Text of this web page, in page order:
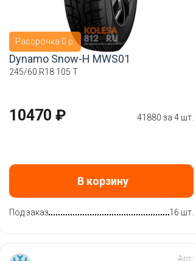
Рассрочка 0 р.
Dynamo Snow-H MWS01
245/60 R18 105 T
10470 ₽ 41880 за 4 шт.
В корзину
Под заказ 16 шт.
Арт: